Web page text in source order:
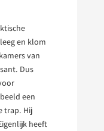
en klom
van
Dus
een
trap. Hij
heeft